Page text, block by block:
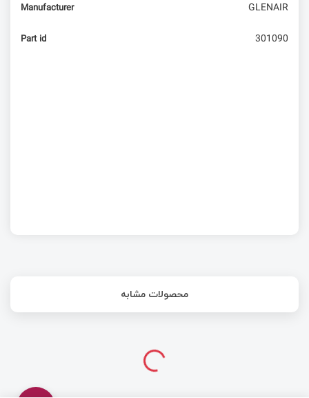
Manufacturer GLENAIR
Part id 301090
محصولات مشابه